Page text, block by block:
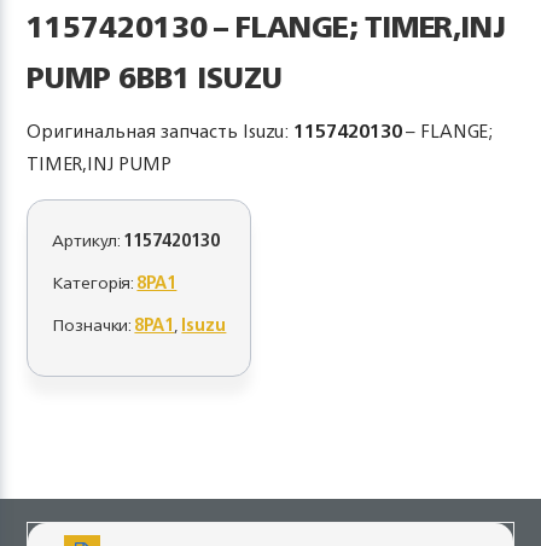
1157420130 – FLANGE; TIMER,INJ
PUMP 6BB1 ISUZU
Оригинальная запчасть Isuzu: 1157420130– FLANGE;
TIMER,INJ PUMP
Артикул:1157420130
Категорія:8PA1
Позначки:8PA1,Isuzu